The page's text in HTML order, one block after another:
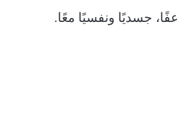
جسديًا ونفسيًا معًا.